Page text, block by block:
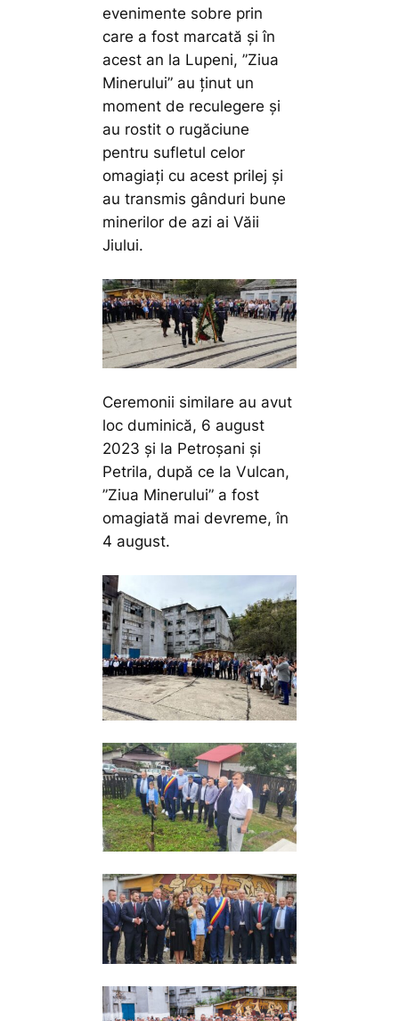
evenimente sobre prin
care a fost marcată și în
acest an la Lupeni, ”Ziua
Minerului” au ținut un
moment de reculegere și
au rostit o rugăciune
pentru sufletul celor
omagiați cu acest prilej și
au transmis gânduri bune
minerilor de azi ai Văii
Jiului.
Ceremonii similare au avut
loc duminică, 6 august
2023 și la Petroșani și
Petrila, după ce la Vulcan,
”Ziua Minerului” a fost
omagiată mai devreme, în
4 august.